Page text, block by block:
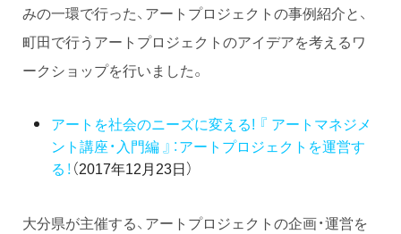
みの一環で行った、アートプロジェクトの事例紹介と、
町田で行うアートプロジェクトのアイデアを考えるワ
ークショップを行いました。
アートを社会のニーズに変える! 『 アートマネジメ
ント講座・入門編 』：アートプロジェクトを運営す
る！（2017年12月23日）
大分県が主催する、アートプロジェクトの企画・運営を